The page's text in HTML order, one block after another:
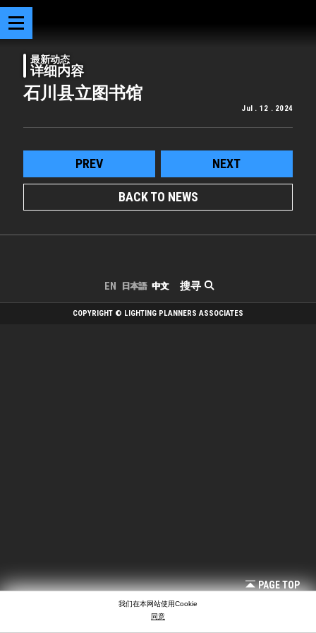
最新动态
详细内容
石川县立图书馆
Jul . 12 . 2024
PREV NEXT
BACK TO NEWS
搜寻
EN 日本語 中文
PAGE TOP
COPYRIGHT © LIGHTING PLANNERS ASSOCIATES
我们在本网站使用Cookie
同意